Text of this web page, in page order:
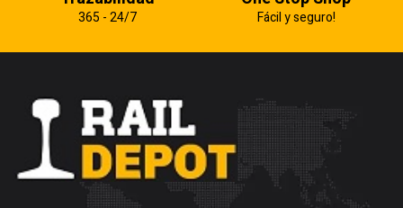
365 - 24/7 Fácil y seguro!